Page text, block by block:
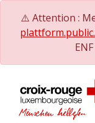
⚠️ Attention :